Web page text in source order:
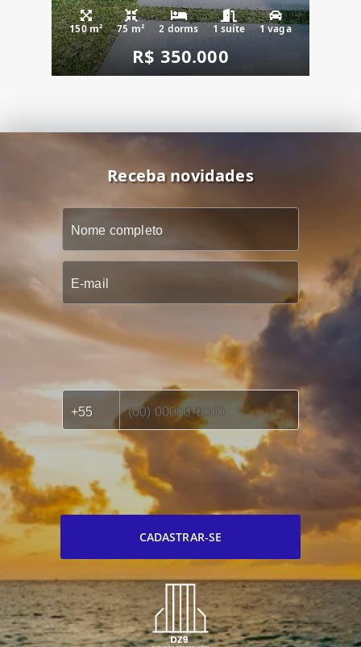
150 m² 75 m² 2 dorms 1 suíte 1 vaga
R$ 350.000
Receba novidades
CADASTRAR-SE